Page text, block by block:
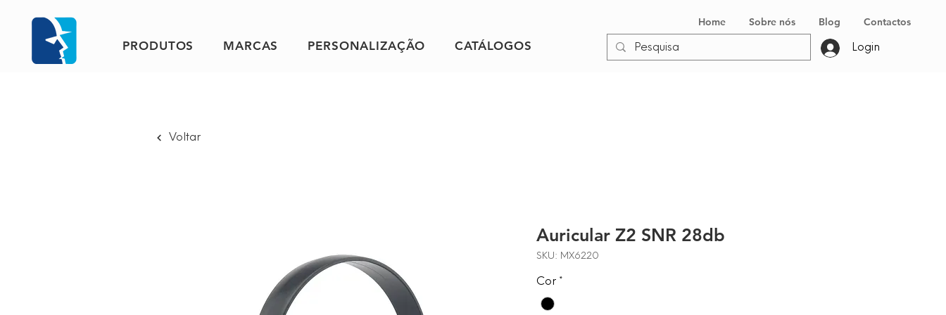
PRODUTOS MARCAS PERSONALIZAÇÃO CATÁLOGOS
Home Sobre nós Blog Contactos
Login
Voltar
Auricular Z2 SNR 28db
SKU: MX6220
Cor *